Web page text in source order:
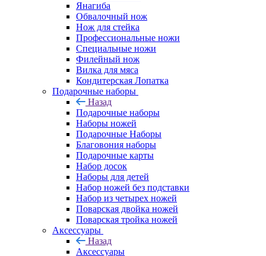
Янагиба
Обвалочный нож
Нож для стейка
Профессиональные ножи
Специальные ножи
Филейный нож
Вилка для мяса
Кондитерская Лопатка
Подарочные наборы
Назад
Подарочные наборы
Наборы ножей
Подарочные Наборы
Благовония наборы
Подарочные карты
Набор досок
Наборы для детей
Набор ножей без подставки
Набор из четырех ножей
Поварская двойка ножей
Поварская тройка ножей
Аксессуары
Назад
Аксессуары